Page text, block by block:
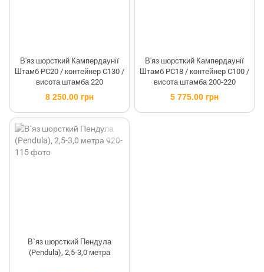
В'яз шорсткий Кампердаунії
Штамб PC20 / контейнер C130 /
висота штамба 220
8 250.00 грн
В'яз шорсткий Кампердаунії
Штамб PC18 / контейнер C100 /
висота штамба 200-220
5 775.00 грн
В`яз шорсткий Пендула
(Pendula), 2,5-3,0 метра